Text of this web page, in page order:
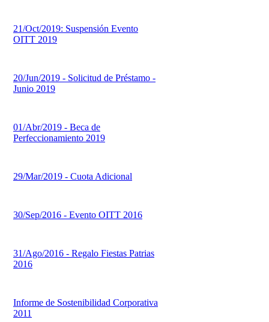
21/Oct/2019: Suspensión Evento
OITT 2019
20/Jun/2019 - Solicitud de Préstamo -
Junio 2019
01/Abr/2019 - Beca de
Perfeccionamiento 2019
29/Mar/2019 - Cuota Adicional
30/Sep/2016 - Evento OITT 2016
31/Ago/2016 - Regalo Fiestas Patrias
2016
Informe de Sostenibilidad Corporativa
2011